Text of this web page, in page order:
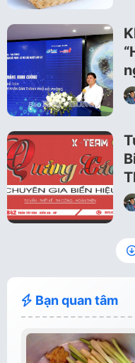
Bạn quan tâm